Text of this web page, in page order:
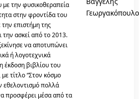
την φυσικοθεραπεία
στην φροντίδα του
επιστήμη της
ασκεί από το 2013.
να αποτυπώνει
ή λογοτεχνικά
έκδοση βιβλίου του
τίτλο “Στον κόσμο
εθελοντισμό πολλά
προσφέρει μέσα από τα